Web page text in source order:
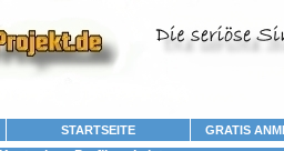
STARTSEITE GRATIS